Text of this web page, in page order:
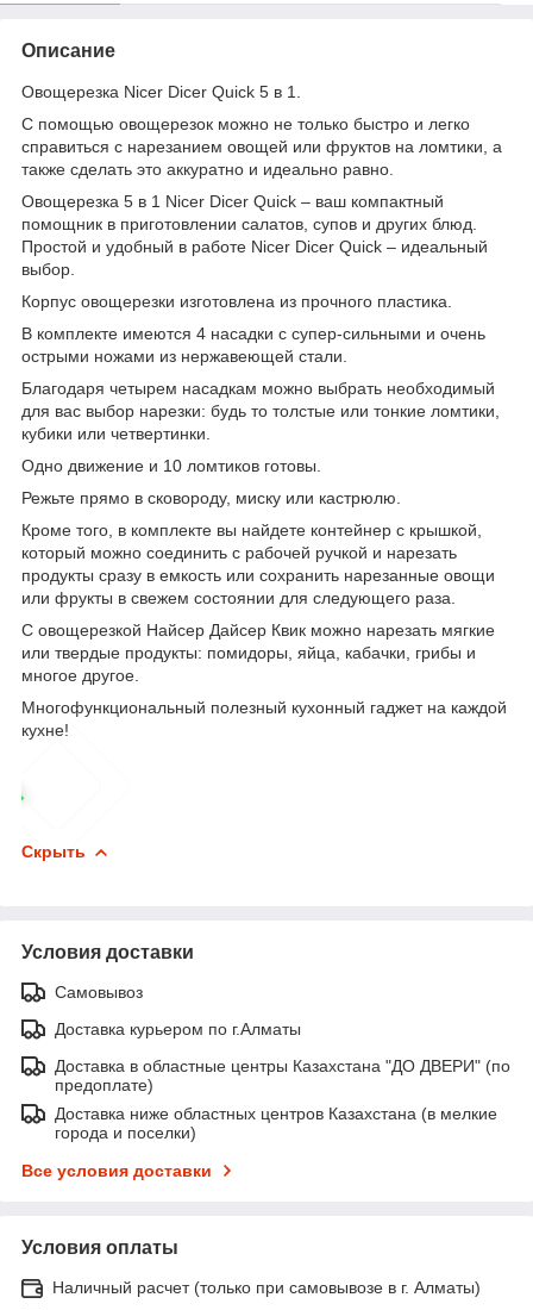
Описание
Овощерезка Nicer Dicer Quick 5 в 1.
С помощью овощерезок можно не только быстро и легко
справиться с нарезанием овощей или фруктов на ломтики, а
также сделать это аккуратно и идеально равно.
Овощерезка 5 в 1 Nicer Dicer Quick – ваш компактный
помощник в приготовлении салатов, супов и других блюд.
Простой и удобный в работе Nicer Dicer Quick – идеальный
выбор.
Корпус овощерезки изготовлена из прочного пластика.
В комплекте имеются 4 насадки с супер-сильными и очень
острыми ножами из нержавеющей стали.
Благодаря четырем насадкам можно выбрать необходимый
для вас выбор нарезки: будь то толстые или тонкие ломтики,
кубики или четвертинки.
Одно движение и 10 ломтиков готовы.
Режьте прямо в сковороду, миску или кастрюлю.
Кроме того, в комплекте вы найдете контейнер с крышкой,
который можно соединить с рабочей ручкой и нарезать
продукты сразу в емкость или сохранить нарезанные овощи
или фрукты в свежем состоянии для следующего раза.
С овощерезкой Найсер Дайсер Квик можно нарезать мягкие
или твердые продукты: помидоры, яйца, кабачки, грибы и
многое другое.
Многофункциональный полезный кухонный гаджет на каждой
кухне!
Скрыть
Условия доставки
Самовывоз
Доставка курьером по г.Алматы
Доставка в областные центры Казахстана "ДО ДВЕРИ" (по
предоплате)
Доставка ниже областных центров Казахстана (в мелкие
города и поселки)
Все условия доставки
Условия оплаты
Наличный расчет (только при самовывозе в г. Алматы)